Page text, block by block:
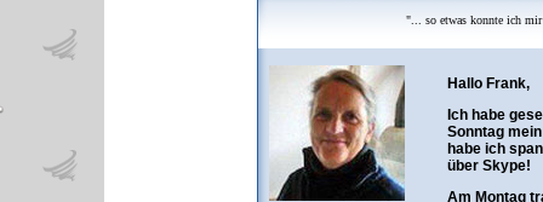
"... so etwas konnte ich
Hallo Frank,
Ich habe
Sonntag
habe ich
über Skype!
Am Montag